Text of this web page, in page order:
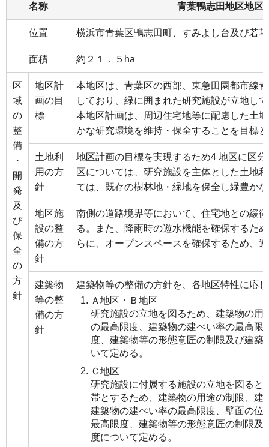
名称 青葉鴨志田地区地区
位置 横浜市青葉区鴨志田町、すみよし台及び若
面積 約２１．５ha
区
域
の
整
備
・
開
発
及
び
保
全
の
方
針
地区計
画の目
標
本地区は、青葉区の西部、東急田園都市線
しており、緑に囲まれた研究施設が立地し
本地区計画は、周辺住宅地等に配慮した土
かな研究環境を維持・保全することを目標
土地利
用の方
針
地区計画の目標を実現するため4 地区に区
区については、研究施設を主体とした土地
ては、既存の樹林地・緑地を保全し緑豊か
地区施
設の整
備の方
針
南側の道路境界等において、住宅地との緩
る。また、降雨時の遊水機能を確保するた
らに、オープンスペースを確保するため、
建築物
等の整
備の方
針
建築物等の整備の方針を、各地区特性に応
Ａ地区・Ｂ地区
研究施設の立地を図るため、建築物の用
の最高限度、建築物の建ぺい率の最高限
度、建築物等の形態意匠の制限及び建築
いて定める。
Ｃ地区
研究施設に付属する施設の立地を図ると
帯とするため、建築物の用途の制限、建
建築物の建ぺい率の最高限度、壁面の位
最高限度、建築物等の形態意匠の制限及
度について定める。